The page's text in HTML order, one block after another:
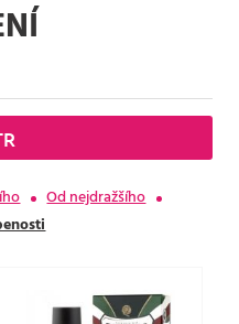
Od nejdražšího